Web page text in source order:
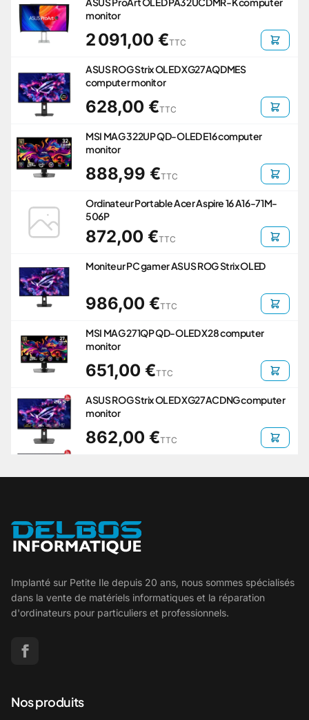
monitor
2 091,00 €TTC
ASUS ROG Strix OLED XG27AQDMES
computer monitor
628,00 €TTC
MSI MAG 322UP QD-OLED E16 computer
monitor
888,99 €TTC
Ordinateur Portable Acer Aspire 16 A16-71M-
506P
872,00 €TTC
Moniteur PC gamer ASUS ROG Strix OLED
986,00 €TTC
MSI MAG 271QP QD-OLED X28 computer
monitor
651,00 €TTC
ASUS ROG Strix OLED XG27ACDNG computer
monitor
862,00 €TTC
Implanté sur Petite Ile depuis 20 ans, nous sommes spécialisés
dans la vente de matériels informatiques et la réparation
d'ordinateurs pour particuliers et professionnels.
Nos produits